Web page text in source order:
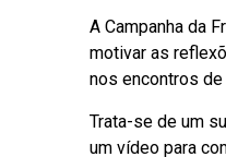
A Campanha da
motivar as
nos encontros
Trata-se de um
um vídeo para